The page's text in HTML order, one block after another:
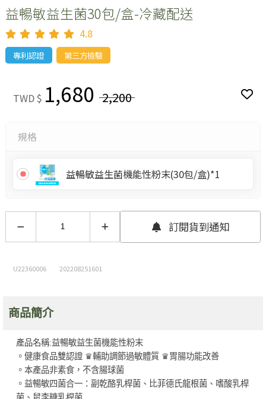
益暢敏益生菌30包/盒-冷藏配送
4.8
專利認證 第三方檢驗
TWD $ 1,680 2,200
規格
益暢敏益生菌機能性粉末(30包/盒)*1
訂閱貨到通知
U22360006 202208251601
商品簡介
產品名稱:益暢敏益生菌機能性粉末
。健康食品雙認證 ♛輔助調節過敏體質 ♛胃腸功能改善
。本產品非素食，不含腸球菌
。益暢敏四菌合一：副乾酪乳桿菌、比菲德氏龍根菌、嗜酸乳桿